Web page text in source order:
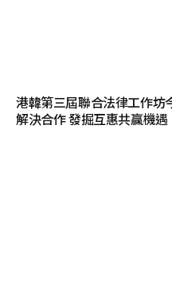
港韓第三屆聯合法律工作坊
解決合作 發掘互惠共贏機遇